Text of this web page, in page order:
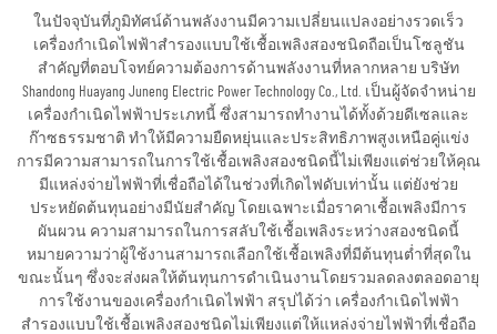
ในปัจจุบันที่ภูมิทัศน์ด้านพลังงานมีความเปลี่ยนแปลงอย่างรวดเร็ว
เครื่องกำเนิดไฟฟ้าสำรองแบบใช้เชื้อเพลิงสองชนิดถือเป็นโซลูชัน
สำคัญที่ตอบโจทย์ความต้องการด้านพลังงานที่หลากหลาย บริษัท
Shandong Huayang Juneng Electric Power Technology Co., Ltd. เป็นผู้จัดจำหน่าย
เครื่องกำเนิดไฟฟ้าประเภทนี้ ซึ่งสามารถทำงานได้ทั้งด้วยดีเซลและ
ก๊าซธรรมชาติ ทำให้มีความยืดหยุ่นและประสิทธิภาพสูงเหนือคู่แข่ง
การมีความสามารถในการใช้เชื้อเพลิงสองชนิดนี้ไม่เพียงแต่ช่วยให้คุณ
มีแหล่งจ่ายไฟฟ้าที่เชื่อถือได้ในช่วงที่เกิดไฟดับเท่านั้น แต่ยังช่วย
ประหยัดต้นทุนอย่างมีนัยสำคัญ โดยเฉพาะเมื่อราคาเชื้อเพลิงมีการ
ผันผวน ความสามารถในการสลับใช้เชื้อเพลิงระหว่างสองชนิดนี้
หมายความว่าผู้ใช้งานสามารถเลือกใช้เชื้อเพลิงที่มีต้นทุนต่ำที่สุดใน
ขณะนั้นๆ ซึ่งจะส่งผลให้ต้นทุนการดำเนินงานโดยรวมลดลงตลอดอายุ
การใช้งานของเครื่องกำเนิดไฟฟ้า สรุปได้ว่า เครื่องกำเนิดไฟฟ้า
สำรองแบบใช้เชื้อเพลิงสองชนิดไม่เพียงแต่ให้แหล่งจ่ายไฟฟ้าที่เชื่อถือ